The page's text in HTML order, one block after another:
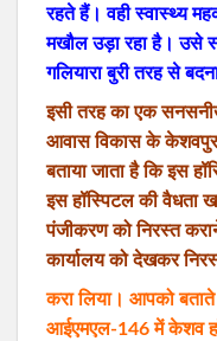
रहते हैं। वही स्वास्थ्य
मखौल उड़ा रहा है। उसे
गलियारा बुरी तरह से
इसी तरह का एक
आवास विकास के
बताया जाता है कि इस
इस हॉस्पिटल की वैधता
पंजीकरण को निरस्त
कार्यालय को देखकर
करा लिया। आपको
आईएमएल-146 में केशव